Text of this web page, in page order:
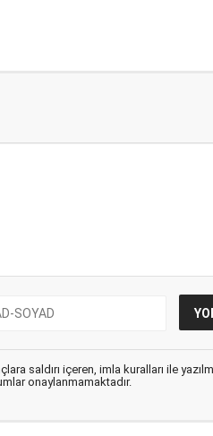
saldırı içeren, imla kuralları ile
onaylanmamaktadır.